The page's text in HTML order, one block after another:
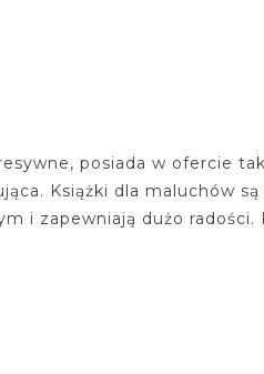
posiada w ofercie
Książki dla maluchów są
i zapewniają dużo radości.